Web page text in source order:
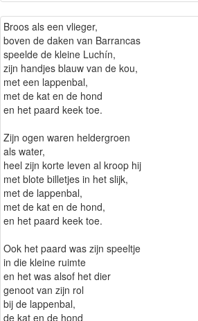
Broos als een vlieger,
boven de daken van Barrancas
speelde de kleine Luchín,
zijn handjes blauw van de kou,
met een lappenbal,
met de kat en de hond
en het paard keek toe.
Zijn ogen waren heldergroen
als water,
heel zijn korte leven al kroop hij
met blote billetjes in het slijk,
met de lappenbal,
met de kat en de hond,
en het paard keek toe.
Ook het paard was zijn speeltje
in die kleine ruimte
en het was alsof het dier
genoot van zijn rol
bij de lappenbal,
de kat en de hond